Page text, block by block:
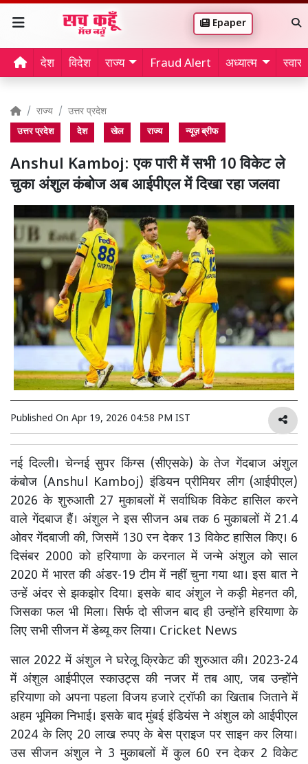
Epaper
देश विदेश राज्य Fraud Alert अध्यात्म
राज्य उत्तर प्रदेश
उत्तर प्रदेश देश खेल राज्य न्यूज़ ब्रीफ
Anshul Kamboj: एक पारी में सभी 10 विकेट ले
चुका अंशुल कंबोज अब आईपीएल में दिखा रहा जलवा
Published On Apr 19, 2026 04:58 PM IST
नई दिल्ली। चेन्नई सुपर किंग्स (सीएसके) के तेज गेंदबाज अंशुल
कंबोज (Anshul Kamboj) इंडियन प्रीमियर लीग (आईपीएल)
2026 के शुरुआती 27 मुकाबलों में सर्वाधिक विकेट हासिल करने
वाले गेंदबाज हैं। अंशुल ने इस सीजन अब तक 6 मुकाबलों में 21.4
ओवर गेंदबाजी की, जिसमें 130 रन देकर 13 विकेट हासिल किए। 6
दिसंबर 2000 को हरियाणा के करनाल में जन्मे अंशुल को साल
2020 में भारत की अंडर-19 टीम में नहीं चुना गया था। इस बात ने
उन्हें अंदर से झकझोर दिया। इसके बाद अंशुल ने कड़ी मेहनत की,
जिसका फल भी मिला। सिर्फ दो सीजन बाद ही उन्होंने हरियाणा के
लिए सभी सीजन में डेब्यू कर लिया। Cricket News
साल 2022 में अंशुल ने घरेलू क्रिकेट की शुरुआत की। 2023-24
में अंशुल आईपीएल स्काउट्स की नजर में तब आए, जब उन्होंने
हरियाणा को अपना पहला विजय हजारे ट्रॉफी का खिताब जिताने में
अहम भूमिका निभाई। इसके बाद मुंबई इंडियंस ने अंशुल को आईपीएल
2024 के लिए 20 लाख रुपए के बेस प्राइज पर साइन कर लिया।
उस सीजन अंशुल ने 3 मुकाबलों में कुल 60 रन देकर 2 विकेट